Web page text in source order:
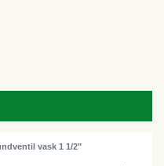
vask 1 1/2"